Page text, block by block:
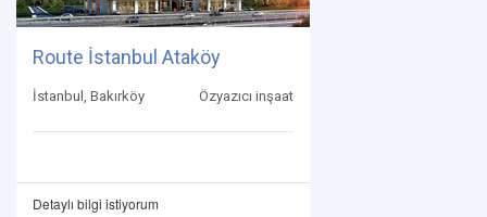
Route İstanbul Ataköy
İstanbul, Bakırköy Özyazıcı inşaat
Detaylı bilgi istiyorum